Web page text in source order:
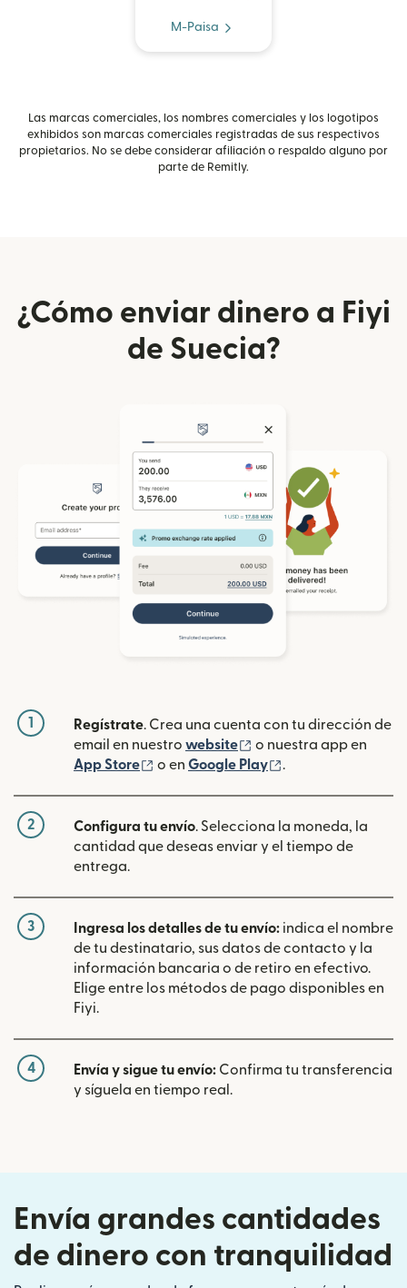
M-Paisa
Las marcas comerciales, los nombres comerciales y los logotipos
exhibidos son marcas comerciales registradas de sus respectivos
propietarios. No se debe considerar afiliación o respaldo alguno por
parte de Remitly.
¿Cómo enviar dinero a Fiyi
de Suecia?
1 Regístrate. Crea una cuenta con tu dirección de
email en nuestro website (se abre en una
o nuestra app en
App Store
(se abre en una ventana nueva)
o en Google Play .
2 Configura tu envío. Selecciona la moneda, la
cantidad que deseas enviar y el tiempo de
entrega.
3 Ingresa los detalles de tu envío: indica el nombre
de tu destinatario, sus datos de contacto y la
información bancaria o de retiro en efectivo.
Elige entre los métodos de pago disponibles en
Fiyi.
4 Envía y sigue tu envío: Confirma tu transferencia
y síguela en tiempo real.
Envía grandes cantidades
de dinero con tranquilidad